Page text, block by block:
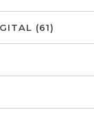
(61)